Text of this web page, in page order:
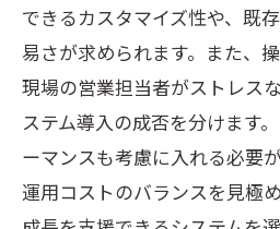
できるカスタマイズ性や、既
易さが求められます。また、
現場の営業担当者がストレス
ステム導入の成否を分けます
ーマンスも考慮に入れる必要
運用コストのバランスを見極